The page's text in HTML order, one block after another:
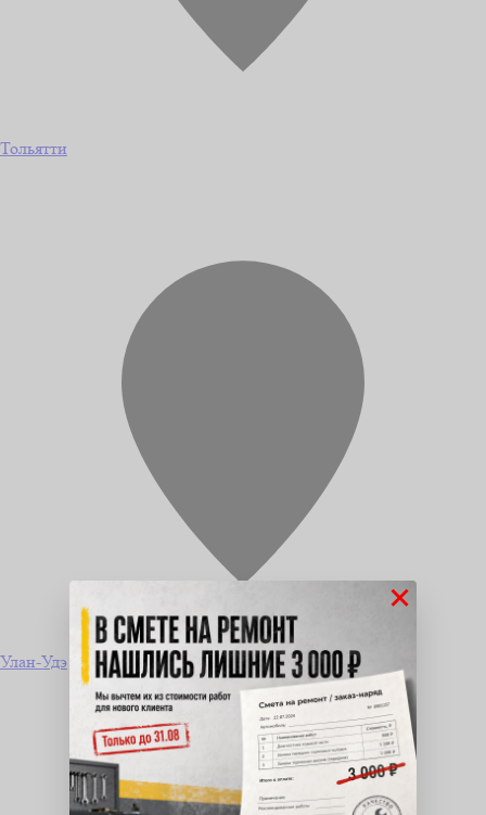
Тольятти
Улан-Удэ
×